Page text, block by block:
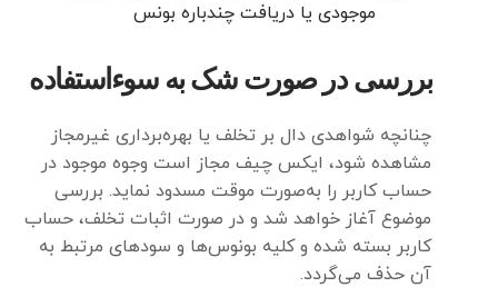
موجودی یا دریافت چندباره بونس
بررسی در صورت شک به سوءاستفاده
چنانچه شواهدی دال بر تخلف یا بهره‌برداری غیرمجاز
مشاهده شود، ایکس چیف مجاز است وجوه موجود در
حساب کاربر را به‌صورت موقت مسدود نماید. بررسی
موضوع آغاز خواهد شد و در صورت اثبات تخلف، حساب
کاربر بسته شده و کلیه بونوس‌ها و سودهای مرتبط به
آن حذف می‌گردد.